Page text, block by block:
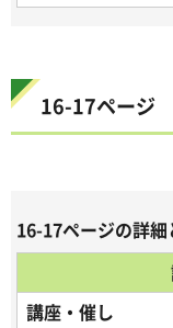
16-17ページ
16-17ページの詳
講座・催し